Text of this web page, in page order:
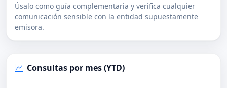
Úsalo como guía complementaria y verifica cualquier
comunicación sensible con la entidad supuestamente
emisora.
Consultas por mes (YTD)